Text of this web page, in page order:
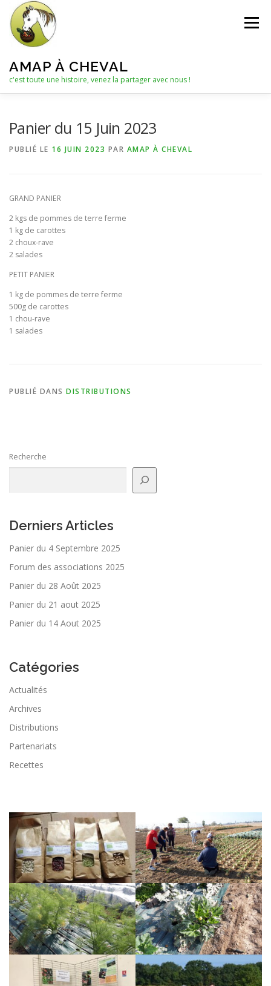
contenu
AMAP À CHEVAL
c'est toute une histoire, venez la partager avec nous !
Menu
LES AUTRES PRODUITS
BULLETIN D’ADHÉSION ET CONTRATS
Panier du 15 Juin 2023
PUBLIÉ LE 16 JUIN 2023 PAR AMAP À CHEVAL
GRAND PANIER
2 kgs de pommes de terre ferme
1 kg de carottes
2 choux-rave
2 salades
PETIT PANIER
1 kg de pommes de terre ferme
500g de carottes
1 chou-rave
1 salades
PUBLIÉ DANS DISTRIBUTIONS
Recherche
Derniers Articles
Panier du 4 Septembre 2025
Forum des associations 2025
Panier du 28 Août 2025
Panier du 21 aout 2025
Panier du 14 Aout 2025
Catégories
Actualités
Archives
Distributions
Partenariats
Recettes